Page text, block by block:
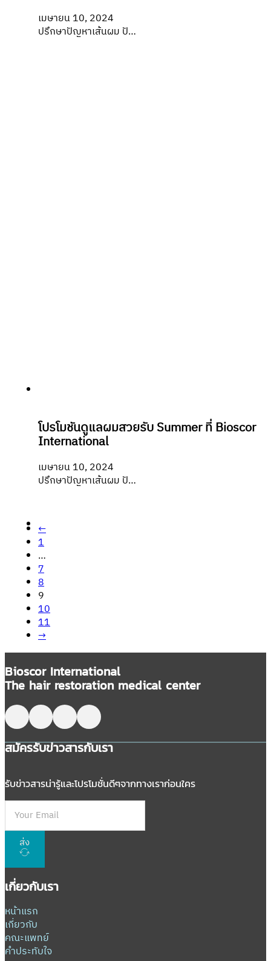
เมษายน 10, 2024
ปรึกษาปัญหาเส้นผม ปั…
โปรโมชันดูแลผมสวยรับ Summer ที่ Bioscor
International
เมษายน 10, 2024
ปรึกษาปัญหาเส้นผม ปั…
←
1
…
7
8
9
10
11
→
Bioscor International
The hair restoration medical center
Follow me on Facebook
Follow me on X
Follow me on LinkedIn
Follow me on LinkedIn
สมัครรับข่าวสารกับเรา
รับข่าวสารน่ารู้และโปรโมชั่นดีๆจากทางเราก่อนใคร
ส่ง
เกี่ยวกับเรา
หน้าแรก
เกี่ยวกับ
คณะแพทย์
คำประทับใจ